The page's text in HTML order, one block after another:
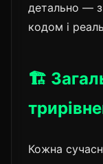
детально —
кодом і
🏗️
Кожна